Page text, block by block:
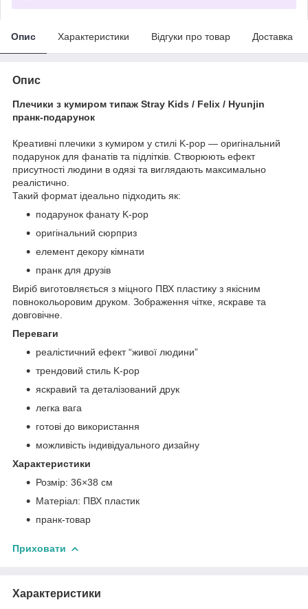
Опис Характеристики Відгуки про товар Доставка
Опис
Плечики з кумиром типаж Stray Kids / Felix / Hyunjin
пранк-подарунок
Креативні плечики з кумиром у стилі K-pop — оригінальний
подарунок для фанатів та підлітків. Створюють ефект
присутності людини в одязі та виглядають максимально
реалістично.
Такий формат ідеально підходить як:
подарунок фанату K-pop
оригінальний сюрприз
елемент декору кімнати
пранк для друзів
Виріб виготовляється з міцного ПВХ пластику з якісним
повнокольоровим друком. Зображення чітке, яскраве та
довговічне.
Переваги
реалістичний ефект “живої людини”
трендовий стиль K-pop
яскравий та деталізований друк
легка вага
готові до використання
можливість індивідуального дизайну
Характеристики
Розмір: 36×38 см
Матеріал: ПВХ пластик
пранк-товар
Приховати
Характеристики